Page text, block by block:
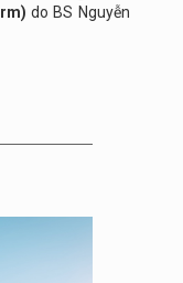
do BS Nguyễn